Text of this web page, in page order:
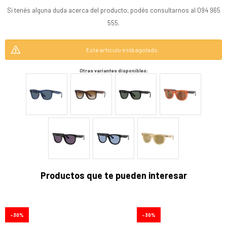
Si tenés alguna duda acerca del producto, podés consultarnos al 094 965
555.
Este artículo está agotado.
Otras variantes disponibles:
Productos que te pueden interesar
30 30